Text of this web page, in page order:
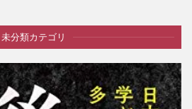
未分類カテゴリ